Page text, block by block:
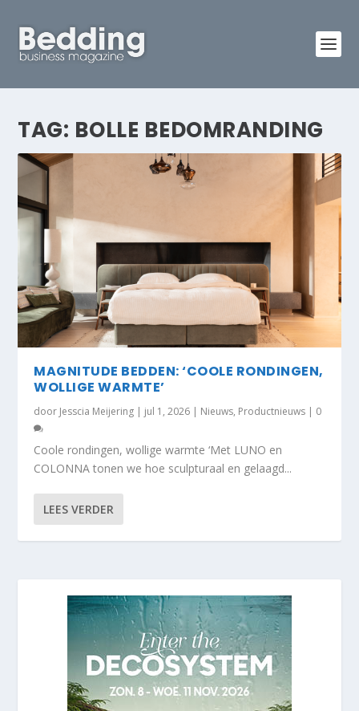
TAG: BOLLE BEDOMRANDING
MAGNITUDE BEDDEN: ‘COOLE RONDINGEN,
WOLLIGE WARMTE’
door Jesscia Meijering | jul 1, 2026 | Nieuws, Productnieuws | 0
Coole rondingen, wollige warmte ‘Met LUNO en
COLONNA tonen we hoe sculpturaal en gelaagd...
LEES VERDER